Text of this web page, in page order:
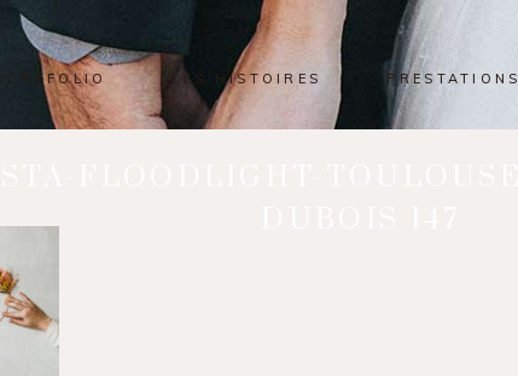
PORTFOLIO LES HISTOIRES PRESTATIONS